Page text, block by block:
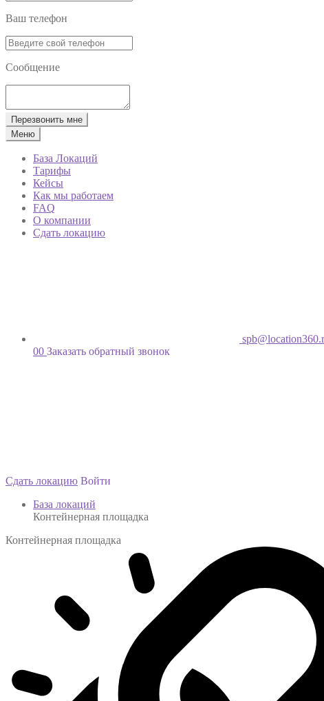
Ваш телефон
Сообщение
Перезвонить мне
Меню
База Локаций
Тарифы
Кейсы
Как мы работаем
FAQ
О компании
Сдать локацию
00 Заказать обратный звонок
Сдать локацию Войти
База локаций
Контейнерная площадка
Контейнерная площадка